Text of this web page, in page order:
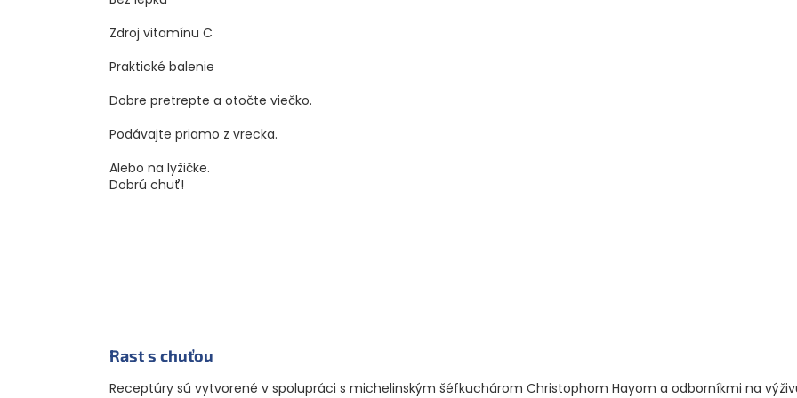
Zdroj vitamínu C
Praktické balenie
Dobre pretrepte a otočte viečko.
Podávajte priamo z vrecka.
Alebo na lyžičke.
Dobrú chuť!
Rast s chuťou
Receptúry sú vytvorené v spolupráci s michelinským šéfkuchárom Christophom Hayom a odborníkmi na